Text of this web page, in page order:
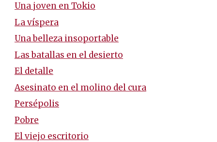
Una joven en Tokio
La víspera
Una belleza insoportable
Las batallas en el desierto
El detalle
Asesinato en el molino del cura
Persépolis
Pobre
El viejo escritorio